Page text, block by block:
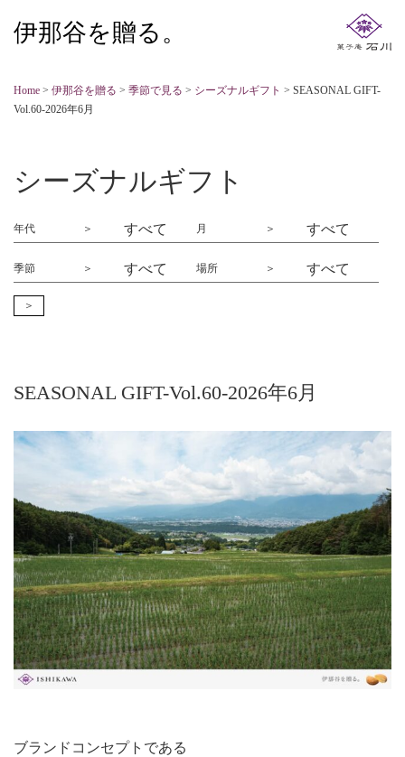
伊那谷を贈る。
Home > 伊那谷を贈る > 季節で見る > シーズナルギフト > SEASONAL GIFT-
Vol.60-2026年6月
シーズナルギフト
年代 月
季節 場所
＞
SEASONAL GIFT-Vol.60-2026年6月
ブランドコンセプトである